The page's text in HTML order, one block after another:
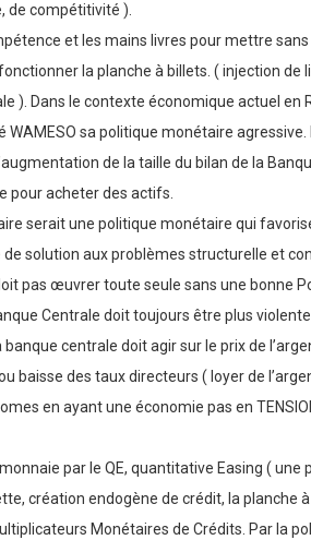
de compétitivité ).
et les mains livres pour mettre
la planche à billets. ( injection de
). Dans le contexte économique actuel en
WAMESO sa politique monétaire
de la taille du bilan de la
pour acheter des actifs.
serait une politique monétaire qui
solution aux problèmes structurelle et
pas œuvrer toute seule sans une bonne
Centrale doit toujours être plus
centrale doit agir sur le prix de
baisse des taux directeurs ( loyer de
en ayant une économie pas en
par le QE, quantitative Easing (
création endogène de crédit, la planche
Monétaires de Crédits. Par la